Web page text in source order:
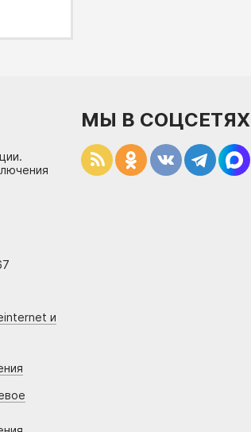
и
МЫ В СОЦСЕТЯХ